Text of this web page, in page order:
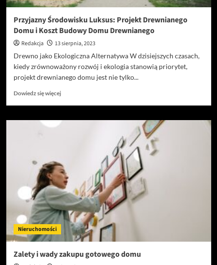
Przyjazny Środowisku Luksus: Projekt Drewnianego
Domu i Koszt Budowy Domu Drewnianego
Redakcja
13 sierpnia, 2023
Drewno jako Ekologiczna Alternatywa W dzisiejszych czasach,
kiedy zrównoważony rozwój i ekologia stanowią priorytet,
projekt drewnianego domu jest nie tylko...
Dowiedz się więcejDowiedz
o
Drewnianego
Domu
i
Koszt
Budowy
Domu
Drewnianego
Nieruchomości
Zalety i wady zakupu gotowego domu